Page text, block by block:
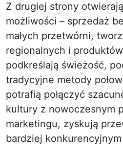
Z drugiej strony
możliwości – sprzedaż
małych przetwórni,
regionalnych i
podkreślają świeżość,
tradycyjne metody
potrafią połączyć
kultury z nowoczesnym
marketingu, zyskują
bardziej